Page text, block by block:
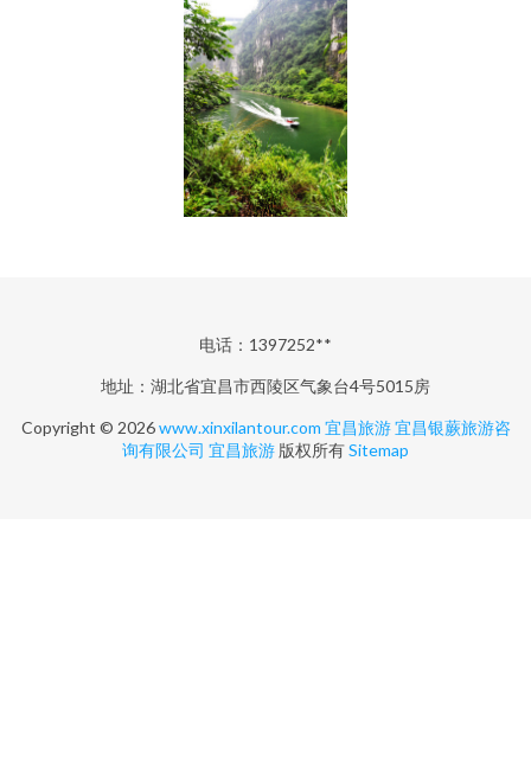
电话：1397252**
地址：湖北省宜昌市西陵区气象台4号5015房
Copyright © 2026www.xinxilantour.com 宜昌旅游 宜昌银蕨旅游咨
询有限公司 宜昌旅游 版权所有Sitemap